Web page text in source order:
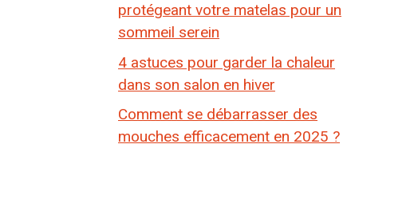
protégeant votre matelas pour un
sommeil serein
4 astuces pour garder la chaleur
dans son salon en hiver
Comment se débarrasser des
mouches efficacement en 2025 ?